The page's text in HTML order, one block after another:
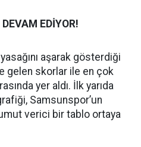
EDİYOR!
aşarak gösterdiği
gelen skorlar ile en çok
yer aldı. İlk yarıda
Samsunspor’un
verici bir tablo ortaya